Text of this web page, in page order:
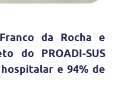
da Rocha e
do PROADI-SUS
e 94% de